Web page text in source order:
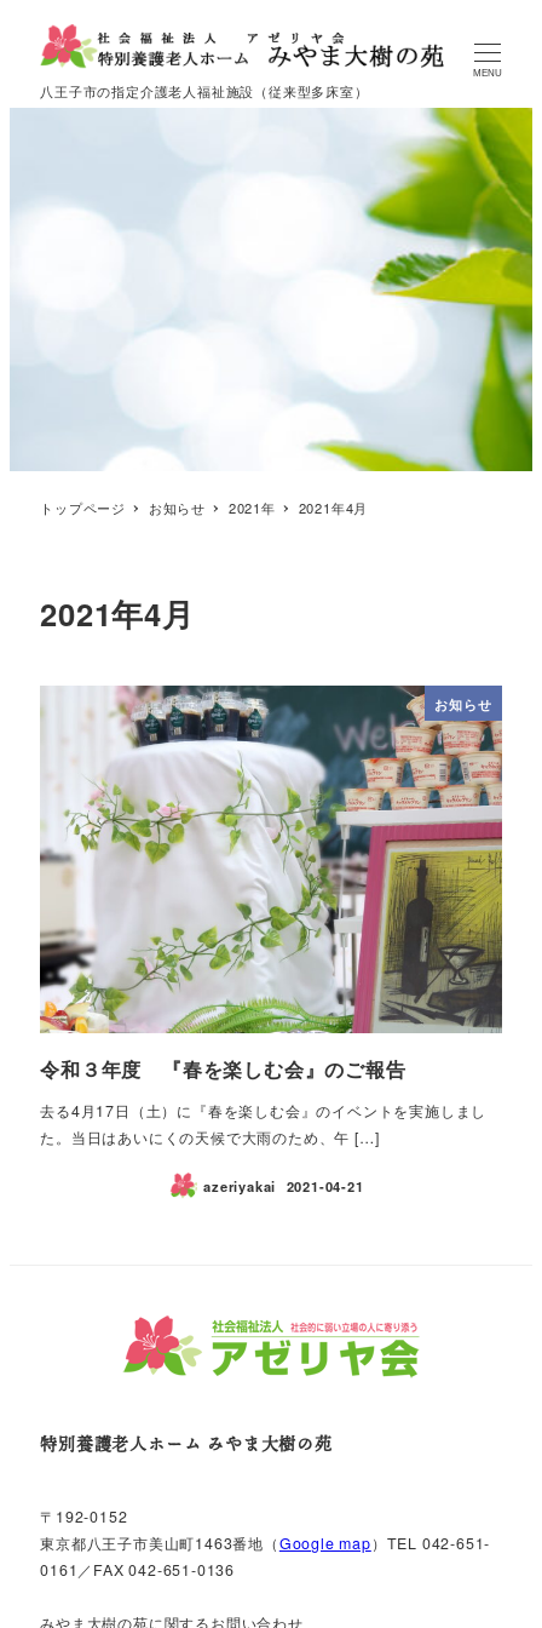
八王子市の指定介護老人福祉施設（従来型多床室）
MENU
トップページ お知らせ 2021年 2021年4月
2021年4月
お知らせ
令和３年度 『春を楽しむ会』のご報告
去る4月17日（土）に『春を楽しむ会』のイベントを実施しまし
た。当日はあいにくの天候で大雨のため、午 […]
azeriyakai 2021-04-21
特別養護老人ホーム みやま大樹の苑
〒192-0152
東京都八王子市美山町1463番地（Google map）TEL 042-651-
0161／FAX 042-651-0136
みやま大樹の苑に関するお問い合わせ